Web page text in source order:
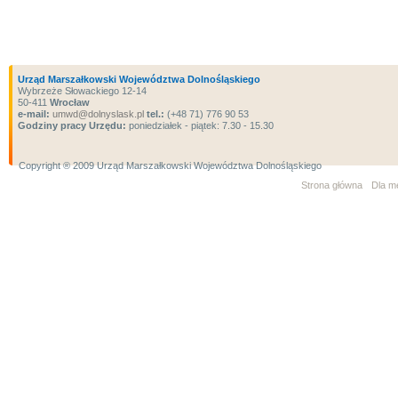
Urząd Marszałkowski Województwa Dolnośląskiego
Wybrzeże Słowackiego 12-14
50-411 Wrocław
e-mail: umwd@dolnyslask.pl tel.: (+48 71) 776 90 53
Godziny pracy Urzędu: poniedziałek - piątek: 7.30 - 15.30
Copyright ® 2009 Urząd Marszałkowski Województwa Dolnośląskiego
Strona główna
Dla